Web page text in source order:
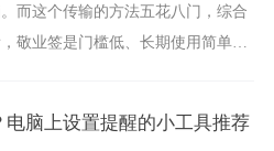
而这个传输的方法五花八门，综合
敬业签是门槛低、长期使用简单的
脑上设置提醒的小工具推荐